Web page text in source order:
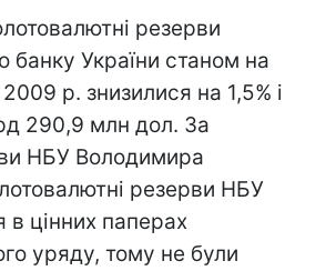
резерви
банку України станом на
р. знизилися на 1,5% і
290,9 млн дол. За
НБУ Володимира
резерви НБУ
в цінних паперах
уряду, тому не були